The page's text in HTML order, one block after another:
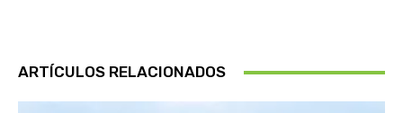
ARTÍCULOS RELACIONADOS